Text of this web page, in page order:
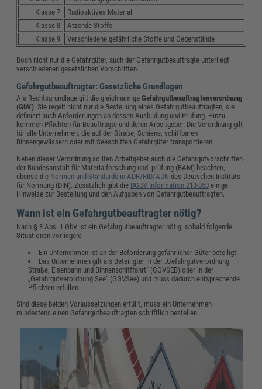
Klasse 7
Radioaktives Material
Klasse 8
Ätzende Stoffe
Klasse 9
Verschiedene gefährliche Stoffe und Gegenstände
Doch nicht nur die Gefahrgüter, auch der Gefahrgutbeauftragte unterliegt
verschiedenen gesetzlichen Vorschriften.
Gefahrgutbeauftragter: Gesetzliche Grundlagen
Als Rechtsgrundlage gilt die gleichnamigeGefahrgutbeauftragtenverordnung
(GbV). Sie regelt nicht nur die Bestellung eines Gefahrgutbeauftragten, sie
definiert auch Anforderungen an dessen Ausbildung und Prüfung. Hinzu
kommen Pflichten für Beauftragte und deren Arbeitgeber. Die Verordnung gilt
für alle Unternehmen, die auf der Straße, Schiene, schiffbaren
Binnengewässern oder mit Seeschiffen Gefahrgüter transportieren.
Neben dieser Verordnung sollten Arbeitgeber auch die Gefahrgutvorschriften
der Bundesanstalt für Materialforschung und -prüfung (BAM) beachten,
ebenso die Normen und Standards in ADR/RID/ADN des Deutschen Instituts
für Normung (DIN). Zusätzlich gibt die DGUV Information 213-050 einige
Hinweise zur Bestellung und den Aufgaben von Gefahrgutbeauftragten.
Wann ist ein Gefahrgutbeauftragter nötig?
Nach § 3 Abs. 1 GbV ist ein Gefahrgutbeauftragter nötig, sobald folgende
Situationen vorliegen:
Ein Unternehmen ist an der Beförderung gefährlicher Güter beteiligt.
Das Unternehmen gilt als Beteiligter in der „Gefahrgutverordnung
Straße, Eisenbahn und Binnenschifffahrt“ (GGVSEB) oder in der
„Gefahrgutverordnung See“ (GGVSee) und muss dadurch entsprechende
Pflichten erfüllen.
Sind diese beiden Voraussetzungen erfüllt, muss ein Unternehmen
mindestens einen Gefahrgutbeauftragten schriftlich bestellen.